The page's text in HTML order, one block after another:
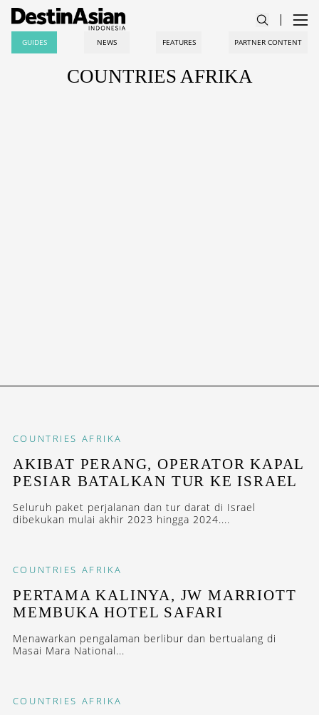
GUIDES NEWS FEATURES PARTNER CONTENT
COUNTRIES AFRIKA
COUNTRIES AFRIKA
AKIBAT PERANG, OPERATOR KAPAL
PESIAR BATALKAN TUR KE ISRAEL
Seluruh paket perjalanan dan tur darat di Israel
dibekukan mulai akhir 2023 hingga 2024....
COUNTRIES AFRIKA
PERTAMA KALINYA, JW MARRIOTT
MEMBUKA HOTEL SAFARI
Menawarkan pengalaman berlibur dan bertualang di
Masai Mara National...
COUNTRIES AFRIKA